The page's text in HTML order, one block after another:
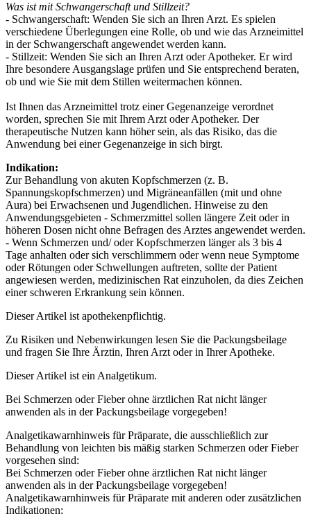
Was ist mit Schwangerschaft und Stillzeit?
- Schwangerschaft: Wenden Sie sich an Ihren Arzt. Es spielen
verschiedene Überlegungen eine Rolle, ob und wie das Arzneimittel
in der Schwangerschaft angewendet werden kann.
- Stillzeit: Wenden Sie sich an Ihren Arzt oder Apotheker. Er wird
Ihre besondere Ausgangslage prüfen und Sie entsprechend beraten,
ob und wie Sie mit dem Stillen weitermachen können.
Ist Ihnen das Arzneimittel trotz einer Gegenanzeige verordnet
worden, sprechen Sie mit Ihrem Arzt oder Apotheker. Der
therapeutische Nutzen kann höher sein, als das Risiko, das die
Anwendung bei einer Gegenanzeige in sich birgt.
Indikation:
Zur Behandlung von akuten Kopfschmerzen (z. B.
Spannungskopfschmerzen) und Migräneanfällen (mit und ohne
Aura) bei Erwachsenen und Jugendlichen. Hinweise zu den
Anwendungsgebieten - Schmerzmittel sollen längere Zeit oder in
höheren Dosen nicht ohne Befragen des Arztes angewendet werden.
- Wenn Schmerzen und/ oder Kopfschmerzen länger als 3 bis 4
Tage anhalten oder sich verschlimmern oder wenn neue Symptome
oder Rötungen oder Schwellungen auftreten, sollte der Patient
angewiesen werden, medizinischen Rat einzuholen, da dies Zeichen
einer schweren Erkrankung sein können.
Dieser Artikel ist apothekenpflichtig.
Zu Risiken und Nebenwirkungen lesen Sie die Packungsbeilage
und fragen Sie Ihre Ärztin, Ihren Arzt oder in Ihrer Apotheke.
Dieser Artikel ist ein Analgetikum.
Bei Schmerzen oder Fieber ohne ärztlichen Rat nicht länger
anwenden als in der Packungsbeilage vorgegeben!
Analgetikawarnhinweis für Präparate, die ausschließlich zur
Behandlung von leichten bis mäßig starken Schmerzen oder Fieber
vorgesehen sind:
Bei Schmerzen oder Fieber ohne ärztlichen Rat nicht länger
anwenden als in der Packungsbeilage vorgegeben!
Analgetikawarnhinweis für Präparate mit anderen oder zusätzlichen
Indikationen: